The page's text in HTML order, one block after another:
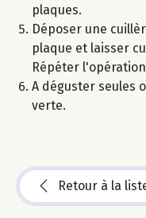
plaques.
Déposer une
plaque et laisser
Répéter
A déguster seules
verte.
Retour à la